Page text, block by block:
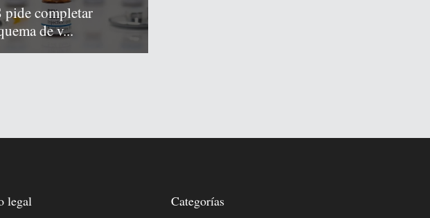
pide completar
de v...
legal Categorías